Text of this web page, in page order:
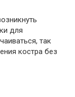
для
так
костра без